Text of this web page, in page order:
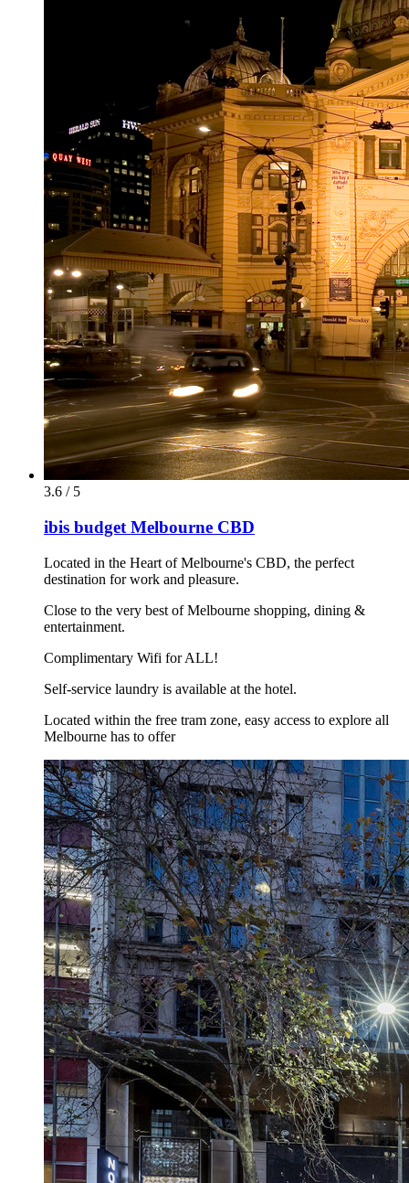
3.6 / 5
ibis budget Melbourne CBD
Located in the Heart of Melbourne's CBD, the perfect
destination for work and pleasure.
Close to the very best of Melbourne shopping, dining &
entertainment.
Complimentary Wifi for ALL!
Self-service laundry is available at the hotel.
Located within the free tram zone, easy access to explore all
Melbourne has to offer